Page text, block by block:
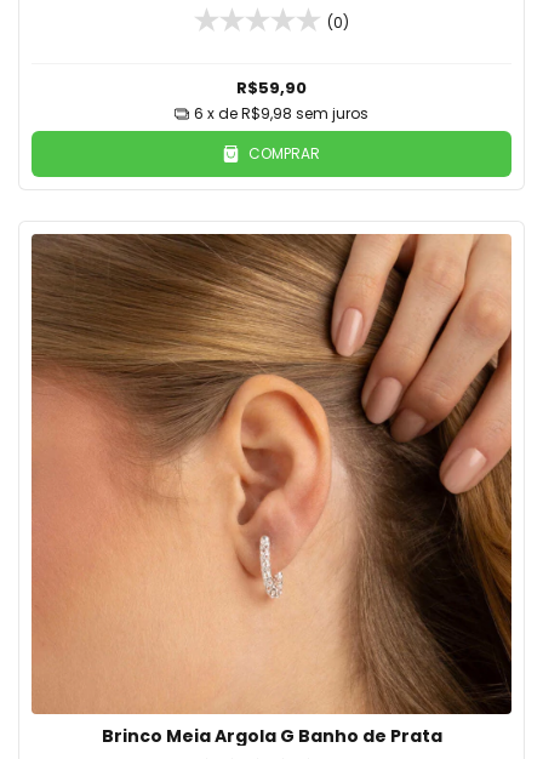
(0)
R$59,90
6 x deR$9,98 sem juros
COMPRAR
Brinco Meia Argola G Banho de Prata